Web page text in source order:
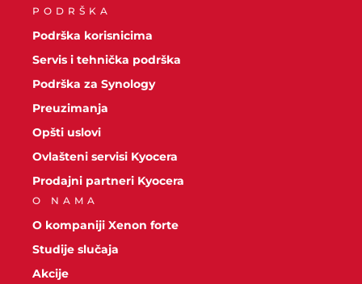
PODRŠKA
Podrška korisnicima
Servis i tehnička podrška
Podrška za Synology
Preuzimanja
Opšti uslovi
Ovlašteni servisi Kyocera
Prodajni partneri Kyocera
O NAMA
O kompaniji Xenon forte
Studije slučaja
Akcije